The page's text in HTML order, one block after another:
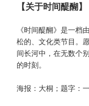
【关于时间醍醐】
《时间醍醐》是一档
松的、文化类节目。
间长河中，在无数个
的时刻。
海报：大桐；题字：一